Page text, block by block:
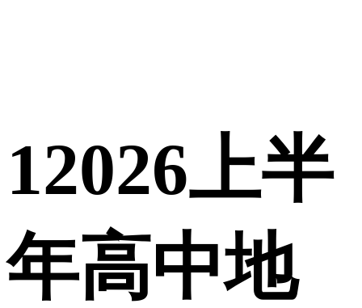
12026上半
年高中地